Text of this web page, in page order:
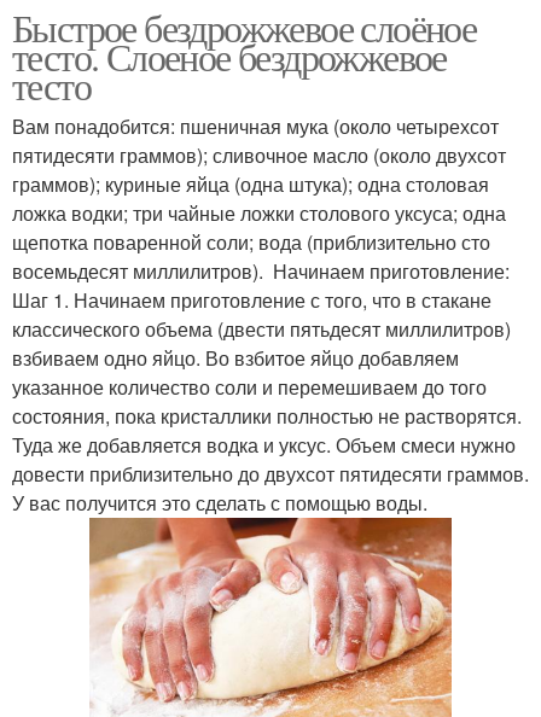
Быстрое бездрожжевое слоёное
тесто. Слоеное бездрожжевое
тесто
Вам понадобится: пшеничная мука (около четырехсот
пятидесяти граммов); сливочное масло (около двухсот
граммов); куриные яйца (одна штука); одна столовая
ложка водки; три чайные ложки столового уксуса; одна
щепотка поваренной соли; вода (приблизительно сто
восемьдесят миллилитров). Начинаем приготовление:
Шаг 1. Начинаем приготовление с того, что в стакане
классического объема (двести пятьдесят миллилитров)
взбиваем одно яйцо. Во взбитое яйцо добавляем
указанное количество соли и перемешиваем до того
состояния, пока кристаллики полностью не растворятся.
Туда же добавляется водка и уксус. Объем смеси нужно
довести приблизительно до двухсот пятидесяти граммов.
У вас получится это сделать с помощью воды.